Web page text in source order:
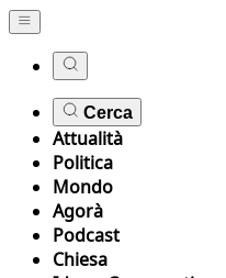
Cerca
Attualità
Politica
Mondo
Agorà
Podcast
Chiesa